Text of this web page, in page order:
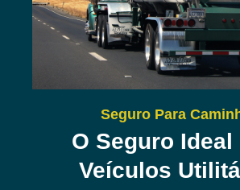
Seguro Para
O Seguro Ideal
Veículos